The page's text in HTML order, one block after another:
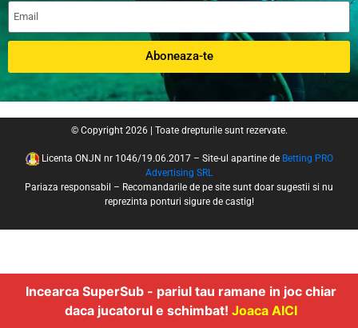
Incearca SuperSub - pariul tau ramane in joc chiar
daca jucatorul e schimbat! Joaca AICI
Aboneaza-te
© Copyright 2026 | Toate drepturile sunt rezervate.
Licenta ONJN nr 1046/19.06.2017 – Site-ul apartine de Betting PRO
Advertising SRL
Pariaza responsabil – Recomandarile de pe site sunt doar sugestii si nu
reprezinta ponturi sigure de castig!